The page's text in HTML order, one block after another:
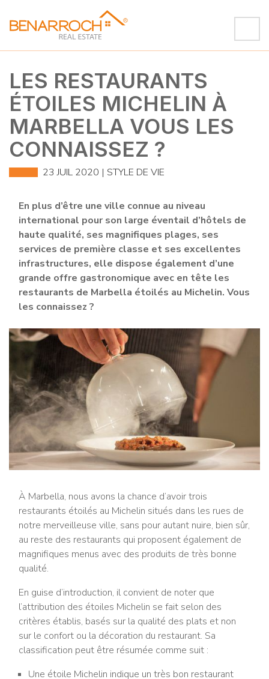
LES RESTAURANTS
ÉTOILES MICHELIN À
MARBELLA VOUS LES
CONNAISSEZ ?
23 JUIL 2020 | STYLE DE VIE
En plus d’être une ville connue au niveau
international pour son large éventail d’hôtels de
haute qualité, ses magnifiques plages, ses
services de première classe et ses excellentes
infrastructures, elle dispose également d’une
grande offre gastronomique avec en tête les
restaurants de Marbella étoilés au Michelin. Vous
les connaissez ?
À Marbella, nous avons la chance d’avoir trois
restaurants étoilés au Michelin situés dans les rues de
notre merveilleuse ville, sans pour autant nuire, bien sûr,
au reste des restaurants qui proposent également de
magnifiques menus avec des produits de très bonne
qualité.
En guise d’introduction, il convient de noter que
l’attribution des étoiles Michelin se fait selon des
critères établis, basés sur la qualité des plats et non
sur le confort ou la décoration du restaurant. Sa
classification peut être résumée comme suit :
Une étoile Michelin indique un très bon restaurant